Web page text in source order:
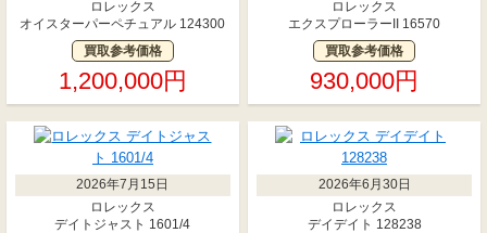
ロレックス
オイスターパーペチュアル 124300
買取参考価格
1,200,000円
ロレックス
エクスプローラーII 16570
買取参考価格
930,000円
2026年7月15日
ロレックス
デイトジャスト 1601/4
2026年6月30日
ロレックス
デイデイト 128238